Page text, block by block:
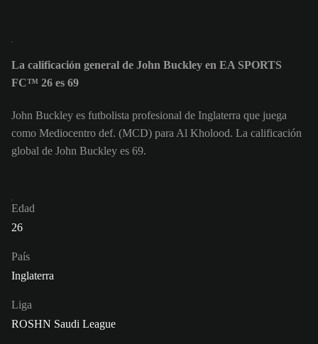
La calificación general de John Buckley en EA SPORTS
FC™ 26 es 69
John Buckley es futbolista profesional de Inglaterra que juega
como Mediocentro def. (MCD) para Al Kholood. La calificación
global de John Buckley es 69.
Edad
26
País
Inglaterra
Liga
ROSHN Saudi League